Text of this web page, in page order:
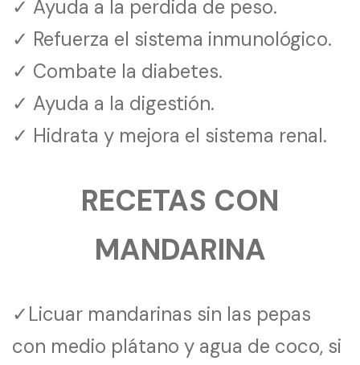
✓ Ayuda a la perdida de peso.
✓ Refuerza el sistema inmunológico.
✓ Combate la diabetes.
✓ Ayuda a la digestión.
✓ Hidrata y mejora el sistema renal.
RECETAS CON
MANDARINA
✓Licuar mandarinas sin las pepas
con medio plátano y agua de coco, si